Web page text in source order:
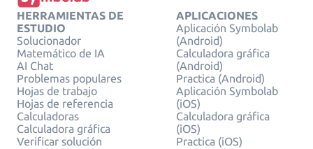
HERRAMIENTAS DE
ESTUDIO
Solucionador
Matemático de IA
AI Chat
Problemas populares
Hojas de trabajo
Hojas de referencia
Calculadoras
Calculadora gráfica
Verificar solución
APLICACIONES
Aplicación Symbolab
(Android)
Calculadora gráfica
(Android)
Practica (Android)
Aplicación Symbolab
(iOS)
Calculadora gráfica
(iOS)
Practica (iOS)